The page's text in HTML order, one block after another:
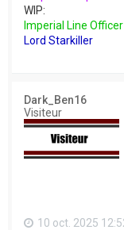
WIP:
Imperial Line Officer
Lord Starkiller
Dark_Ben16
Visiteur
10 oct. 2025